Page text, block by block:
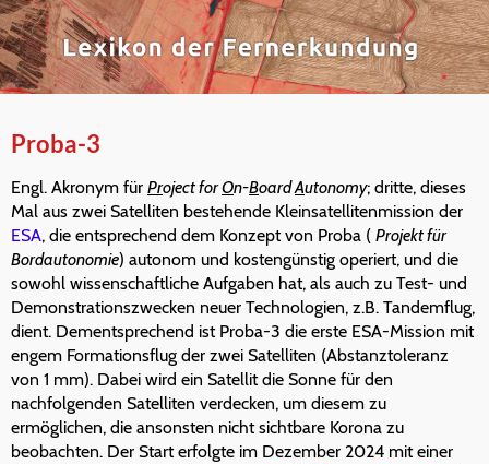
Proba-3
Engl. Akronym für Project forOn-BoardAutonomy; dritte, dieses
Mal aus zwei Satelliten bestehende Kleinsatellitenmission der
ESA, die entsprechend dem Konzept von Proba ( Projekt für
Bordautonomie) autonom und kostengünstig operiert, und die
sowohl wissenschaftliche Aufgaben hat, als auch zu Test- und
Demonstrationszwecken neuer Technologien, z.B. Tandemflug,
dient. Dementsprechend ist Proba-3 die erste ESA-Mission mit
engem Formationsflug der zwei Satelliten (Abstanztoleranz
von 1 mm). Dabei wird ein Satellit die Sonne für den
nachfolgenden Satelliten verdecken, um diesem zu
ermöglichen, die ansonsten nicht sichtbare Korona zu
beobachten. Der Start erfolgte im Dezember 2024 mit einer